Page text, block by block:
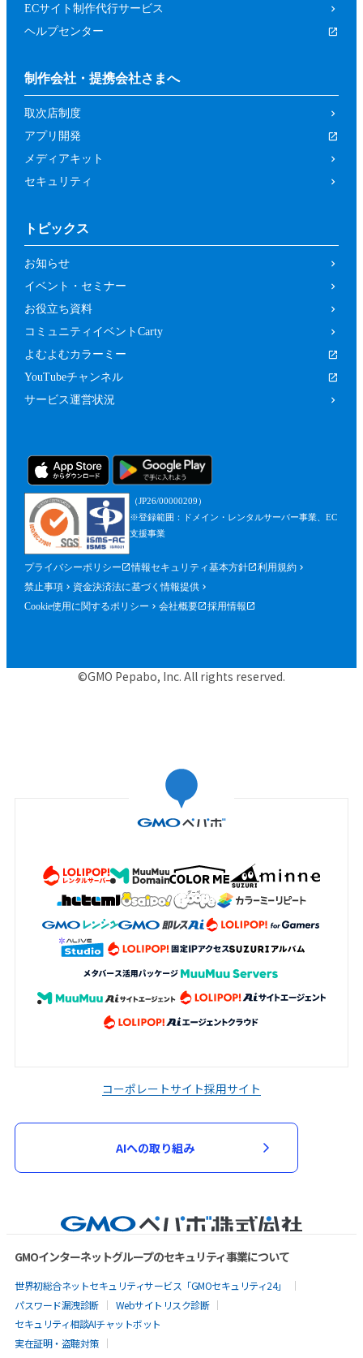
ECサイト制作代行サービス
ヘルプセンター
制作会社・提携会社さまへ
取次店制度
アプリ開発
メディアキット
セキュリティ
トピックス
お知らせ
イベント・セミナー
お役立ち資料
コミュニティイベントCarty
よむよむカラーミー
YouTubeチャンネル
サービス運営状況
（JP26/00000209）
※登録範囲：ドメイン・レンタルサーバー事業、EC
支援事業
プライバシーポリシー 情報セキュリティ基本方針
利用規約
禁止事項
資金決済法に基づく情報提供
Cookie使用に関するポリシー
会社概要 採用情報
©GMO Pepabo, Inc. All rights reserved.
コーポレートサイト採用サイト
AIへの取り組み
GMOインターネットグループのセキュリティ事業について
世界初総合ネットセキュリティサービス「GMOセキュリティ24」
パスワード漏洩診断
Webサイトリスク診断
セキュリティ相談AIチャットボット
実在証明・盗聴対策